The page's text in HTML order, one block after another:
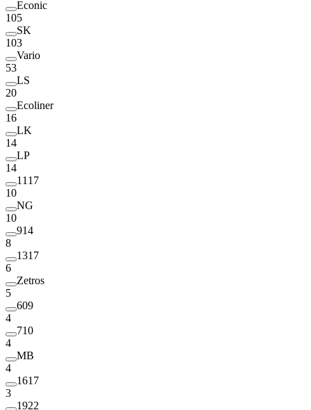
Econic
105
SK
103
Vario
53
LS
20
Ecoliner
16
LK
14
LP
14
1117
10
NG
10
914
8
1317
6
Zetros
5
609
4
710
4
MB
4
1617
3
1922